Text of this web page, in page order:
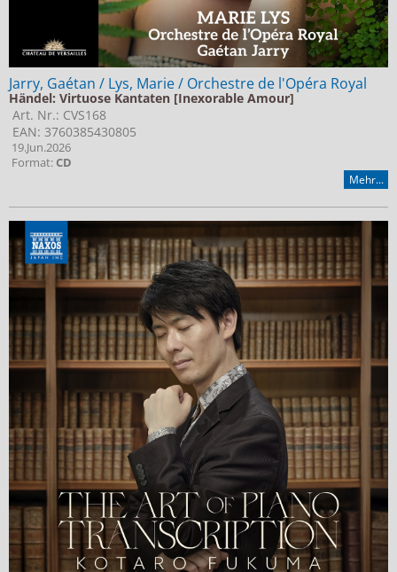
Jarry, Gaétan / Lys, Marie / Orchestre de l'Opéra Royal
Händel: Virtuose Kantaten [Inexorable Amour]
Art. Nr.: CVS168
EAN: 3760385430805
19.Jun.2026
Format:CD
Mehr...